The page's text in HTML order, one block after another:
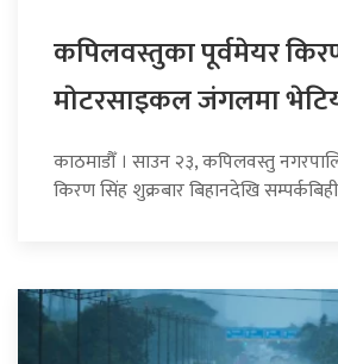
कपिलवस्तुका पूर्वमेयर
माेटरसाइकल जंगलमा
काठमाडौँ । साउन २३, कपिलवस्तु
किरण सिंह शुक्रबार बिहानदेखि